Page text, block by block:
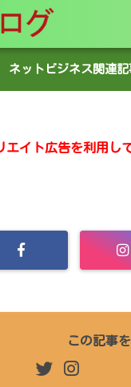
ネットビジネス関連記
イト広告を利用し
この記事